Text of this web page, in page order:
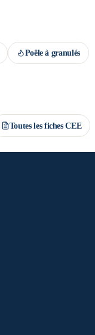
Poêle à granulés
Toutes les fiches CEE